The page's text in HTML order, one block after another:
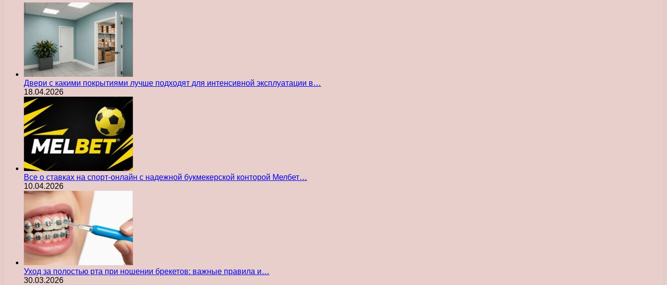
Двери с какими покрытиями лучше подходят для интенсивной эксплуатации в…
18.04.2026
Все о ставках на спорт-онлайн с надежной букмекерской конторой Мелбет…
10.04.2026
Уход за полостью рта при ношении брекетов: важные правила и…
30.03.2026